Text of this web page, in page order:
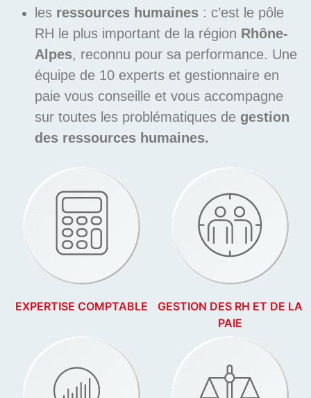
les ressources humaines : c’est le pôle
RH le plus important de la région Rhône-
Alpes, reconnu pour sa performance. Une
équipe de 10 experts et gestionnaire en
paie vous conseille et vous accompagne
sur toutes les problématiques de gestion
des ressources humaines.
EXPERTISE COMPTABLE
GESTION DES RH ET DE LA
PAIE